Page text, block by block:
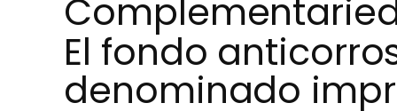
El fondo
denominado